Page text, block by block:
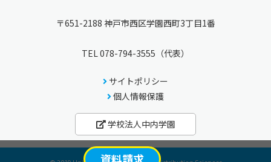
〒651-2188 神戸市西区学園西町3丁目1番
TEL078-794-3555 （代表）
サイトポリシー
個人情報保護
学校法人中内学園